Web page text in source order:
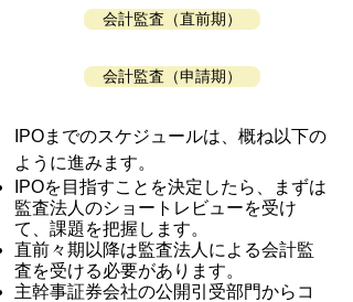
会計監査（直前期）
会計監査（申請期）
IPOまでのスケジュールは、概ね以下の
ように進みます。
IPOを目指すことを決定したら、まずは
監査法人のショートレビューを受け
て、課題を把握します。
直前々期以降は監査法人による会計監
査を受ける必要があります。
主幹事証券会社の公開引受部門からコ